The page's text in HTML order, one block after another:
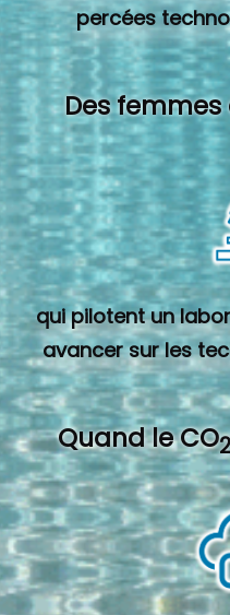
percées
Des
qui pilotent un
avancer sur les
Quand le CO2